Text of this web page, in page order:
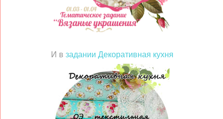
И в задании Декоративная кухня